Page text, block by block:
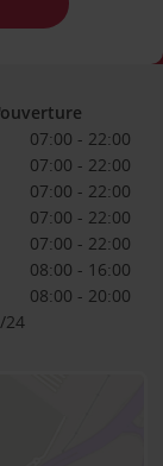
07:00 - 22:00
07:00 - 22:00
07:00 - 22:00
07:00 - 22:00
07:00 - 22:00
08:00 - 16:00
08:00 - 20:00
24